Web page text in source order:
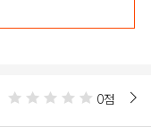
0점